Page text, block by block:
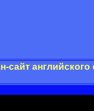
английского